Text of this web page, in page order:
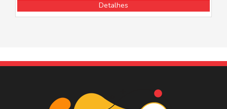
Detalhes